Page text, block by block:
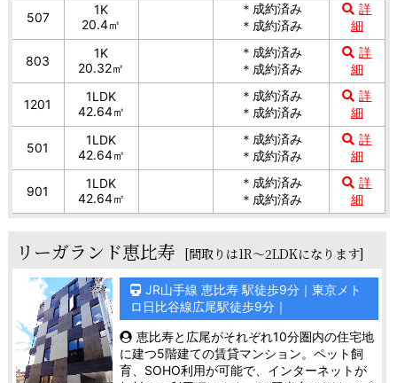
507
1K
20.4㎡
＊成約済み
＊成約済み
詳
細
803
1K
20.32㎡
＊成約済み
＊成約済み
詳
細
1201
1LDK
42.64㎡
＊成約済み
＊成約済み
詳
細
501
1LDK
42.64㎡
＊成約済み
＊成約済み
詳
細
901
1LDK
42.64㎡
＊成約済み
＊成約済み
詳
細
リーガランド恵比寿 [間取りは1R～2LDKになります]
JR山手線 恵比寿 駅徒歩9分｜東京メト
ロ日比谷線広尾駅徒歩9分｜
恵比寿と広尾がそれぞれ10分圏内の住宅地
に建つ5階建ての賃貸マンション。ペット飼
育、SOHO利用が可能で、インターネットが